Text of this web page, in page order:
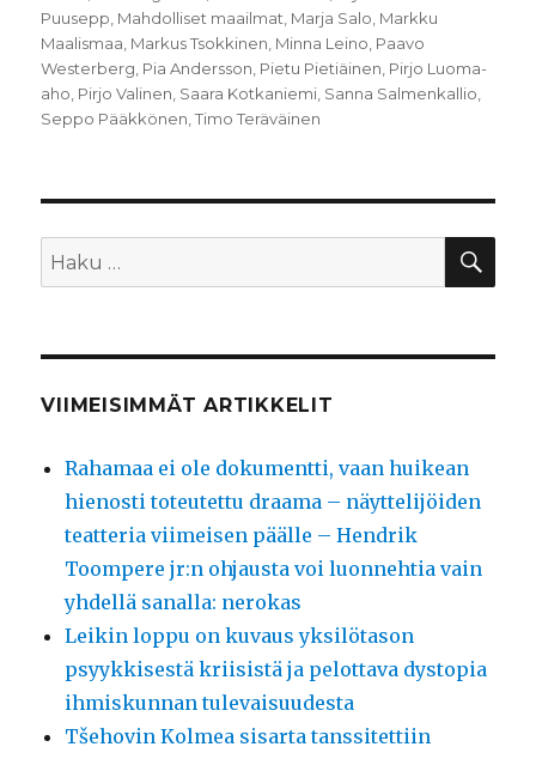
Puusepp, Mahdolliset maailmat, Marja Salo, Markku
Maalismaa, Markus Tsokkinen, Minna Leino, Paavo
Westerberg, Pia Andersson, Pietu Pietiäinen, Pirjo Luoma-
aho, Pirjo Valinen, Saara Kotkaniemi, Sanna Salmenkallio,
Seppo Pääkkönen,Timo Teräväinen
Etsi:
VIIMEISIMMÄT ARTIKKELIT
Rahamaa ei ole dokumentti, vaan huikean
hienosti toteutettu draama – näyttelijöiden
teatteria viimeisen päälle – Hendrik
Toompere jr:n ohjausta voi luonnehtia vain
yhdellä sanalla: nerokas
Leikin loppu on kuvaus yksilötason
psyykkisestä kriisistä ja pelottava dystopia
ihmiskunnan tulevaisuudesta
Tšehovin Kolmea sisarta tanssitettiin